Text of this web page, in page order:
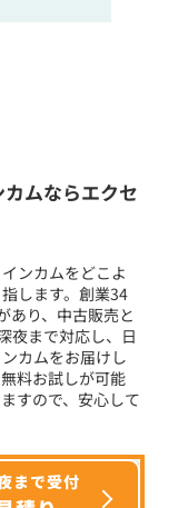
)
ムならエクセ
ンカムをどこよ
します。創業34
あり、中古販売と
夜まで対応し、日
カムをお届けし
料お試しが可能
すので、安心して
まで受付